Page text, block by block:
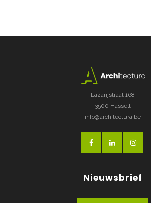
Lazarijstraat 168
3500 Hasselt
info@architectura.be
Nieuwsbrief